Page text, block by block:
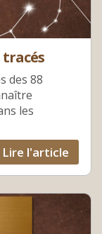
tracés
des 88
les
Lire l'article